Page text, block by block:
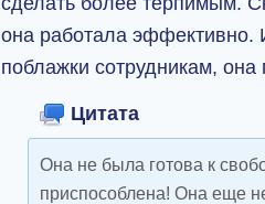
она работала эффективно.
поблажки сотрудникам, она
Цитата
Она не была готова к
приспособлена! Она еще